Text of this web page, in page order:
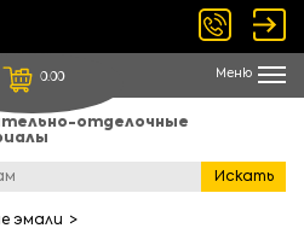
0.00 Меню
отделочные
Искать
эмали